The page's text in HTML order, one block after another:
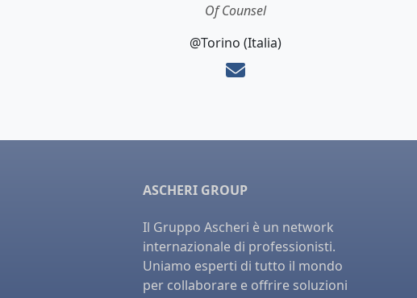
Of Counsel
@Torino (Italia)
ASCHERI GROUP
Il Gruppo Ascheri è un network
internazionale di professionisti.
Uniamo esperti di tutto il mondo
per collaborare e offrire soluzioni